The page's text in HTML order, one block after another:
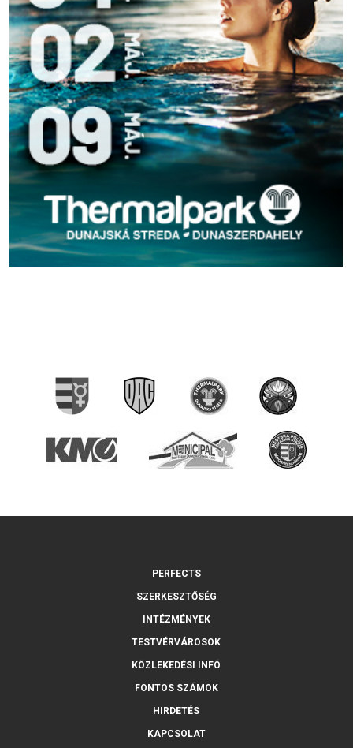
PERFECTS
SZERKESZTŐSÉG
INTÉZMÉNYEK
TESTVÉRVÁROSOK
KÖZLEKEDÉSI INFÓ
FONTOS SZÁMOK
HIRDETÉS
KAPCSOLAT